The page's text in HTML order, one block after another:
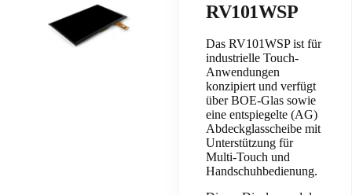
RV101WSP
Das RV101WSP ist für
industrielle Touch-
Anwendungen
konzipiert und verfügt
über BOE-Glas sowie
eine entspiegelte (AG)
Abdeckglasscheibe mit
Unterstützung für
Multi-Touch und
Handschuhbedienung.